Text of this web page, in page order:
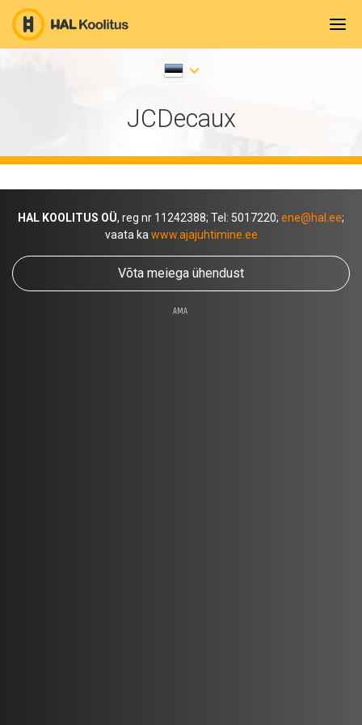
JCDecaux
HAL KOOLITUS OÜ, reg nr 11242388; Tel: 5017220; ene@hal.ee;
vaata ka www.ajajuhtimine.ee
Võta meiega ühendust
AMA